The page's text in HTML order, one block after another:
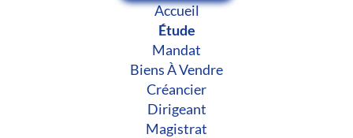
Accueil
Étude
Mandat
Biens À Vendre
Créancier
Dirigeant
Magistrat